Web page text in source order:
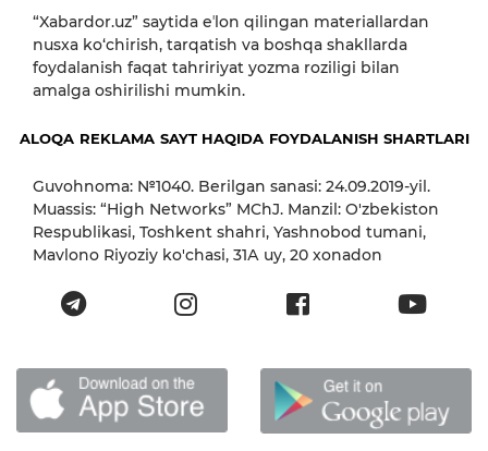
“Xabardor.uz” saytida eʼlon qilingan materiallardan
nusxa ko‘chirish, tarqatish va boshqa shakllarda
foydalanish faqat tahririyat yozma roziligi bilan
amalga oshirilishi mumkin.
ALOQA REKLAMA SAYT HAQIDA FOYDALANISH SHARTLARI
Guvohnoma: №1040. Berilgan sanasi: 24.09.2019-yil.
Muassis: “High Networks” MChJ. Manzil: O'zbekiston
Respublikasi, Toshkent shahri, Yashnobod tumani,
Mavlono Riyoziy ko'chasi, 31А uy, 20 xonadon